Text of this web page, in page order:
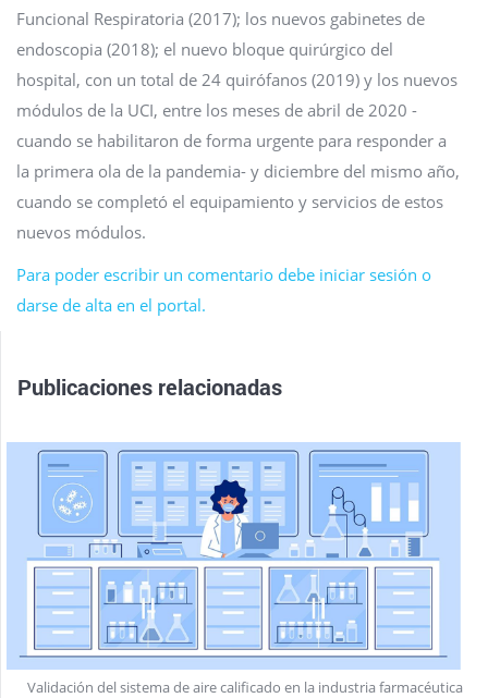
Funcional Respiratoria (2017); los nuevos gabinetes de
endoscopia (2018); el nuevo bloque quirúrgico del
hospital, con un total de 24 quirófanos (2019) y los nuevos
módulos de la UCI, entre los meses de abril de 2020 -
cuando se habilitaron de forma urgente para responder a
la primera ola de la pandemia- y diciembre del mismo año,
cuando se completó el equipamiento y servicios de estos
nuevos módulos.
Para poder escribir un comentario debe iniciar sesión o
darse de alta en el portal.
Publicaciones relacionadas
Validación del sistema de aire calificado en la industria farmacéutica